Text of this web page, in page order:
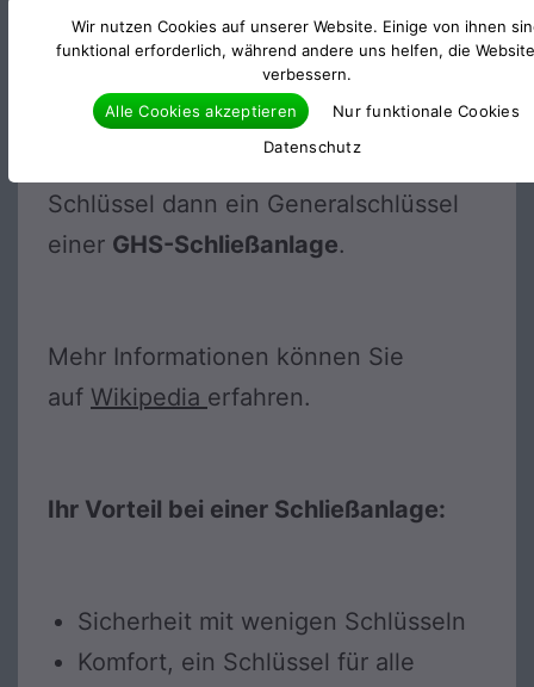
Kombiniert man jedoch mehrere
Mietshäuser miteinander und benötigt
dann einen übergeordneten Schlüssel
für alle Zylinder, so ist dieser
Schlüssel dann ein Generalschlüssel
einer GHS-Schließanlage.
Mehr Informationen können Sie
auf Wikipedia erfahren.
Ihr Vorteil bei einer Schließanlage:
Sicherheit mit wenigen Schlüsseln
Komfort, ein Schlüssel für alle
Wir nutzen Cookies auf unserer Website. Einige von ihnen
funktional erforderlich, während andere uns helfen, die
verbessern.
Alle Cookies akzeptieren
Nur funktionale Cookies
Datenschutz